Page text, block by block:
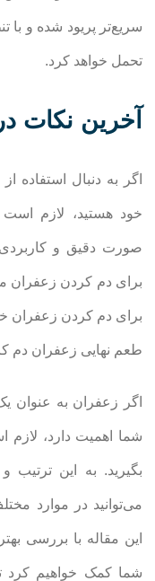
سریع‌تر پریود شده و با
تحمل خواهد کرد.
آخرین نکات
اگر به دنبال استفاده
خود هستید، لازم
صورت دقیق و کاربردی
برای دم کردن زعفران
برای دم کردن زعفران
طعم نهایی زعفران دم
اگر زعفران به
شما اهمیت دارد،
بگیرید. به این
می‌توانید در موارد
این مقاله با بررسی
شما کمک خواهیم کرد